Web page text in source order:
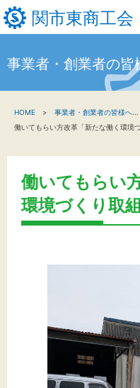
関市東商工会
関
関市
事業者・創業者の皆
HOME 事業者・創業者の皆様へ
働いてもらい方改革「新たな働く環境
働いてもらい
環境づくり取